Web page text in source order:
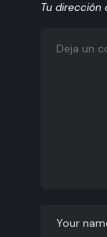
Tu dirección